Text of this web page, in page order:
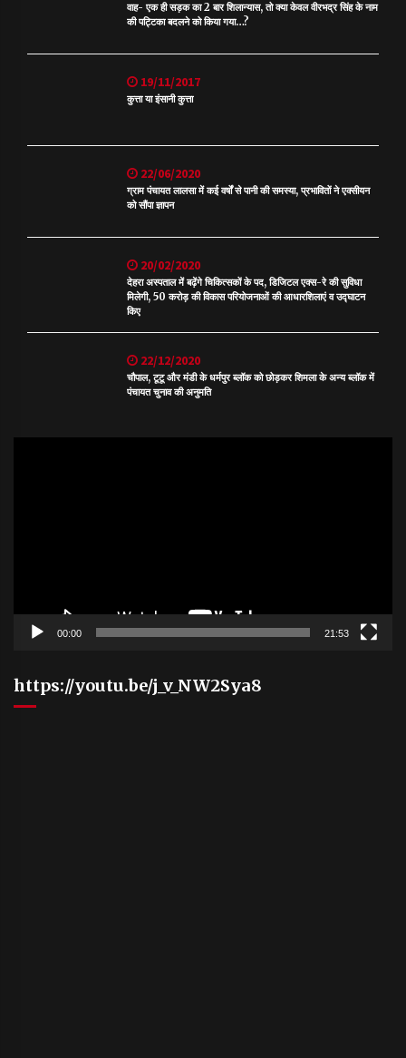
वाह- एक ही सड़क का 2 बार शिलान्यास, तो क्या केवल वीरभद्र सिंह के नाम
की पट्टिका बदलने को किया गया…?
19/11/2017
कुत्ता या इंसानी कुत्ता
22/06/2020
ग्राम पंचायत लालसा में कई वर्षों से पानी की समस्या, प्रभावितों ने एक्सीयन
को सौंपा ज्ञापन
20/02/2020
देहरा अस्पताल में बढ़ेंगे चिकित्सकों के पद, डिजिटल एक्स-रे की सुविधा
मिलेगी, 50 करोड़ की विकास परियोजनाओं की आधारशिलाएं व उद्घाटन
किए
22/12/2020
चौपाल, टूटू और मंडी के धर्मपुर ब्लॉक को छोड़कर शिमला के अन्य ब्लॉक में
पंचायत चुनाव की अनुमति
00:00 21:53
https://youtu.be/j_v_NW2Sya8